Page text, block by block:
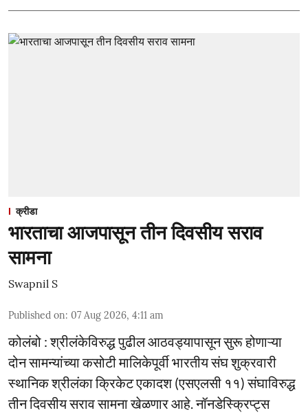
क्रीडा
भारताचा आजपासून तीन दिवसीय सराव
सामना
Swapnil S
Published on: 07 Aug 2026, 4:11 am
कोलंबो : श्रीलंकेविरुद्ध पुढील आठवड्यापासून सुरू होणाऱ्या
दोन सामन्यांच्या कसोटी मालिकेपूर्वी भारतीय संघ शुक्रवारी
स्थानिक श्रीलंका क्रिकेट एकादश (एसएलसी ११) संघाविरुद्ध
तीन दिवसीय सराव सामना खेळणार आहे. नॉनडेस्क्रिप्ट्स